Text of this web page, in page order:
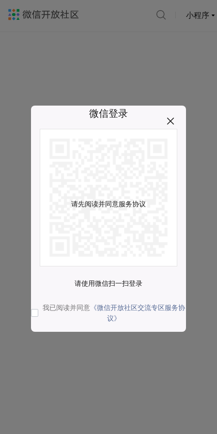
小程序
微信登录
请先阅读并同意服务协议
请使用微信扫一扫登录
我已阅读并同意 《微信开放社区交流专区服务协
议》